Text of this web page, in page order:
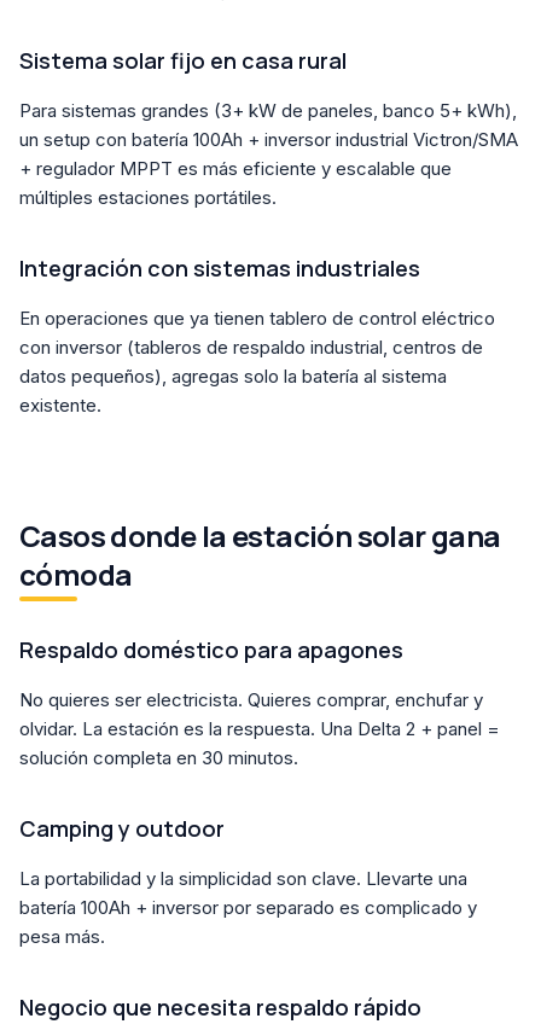
Sistema solar fijo en casa rural
Para sistemas grandes (3+ kW de paneles, banco 5+ kWh),
un setup con batería 100Ah + inversor industrial Victron/SMA
+ regulador MPPT es más eficiente y escalable que
múltiples estaciones portátiles.
Integración con sistemas industriales
En operaciones que ya tienen tablero de control eléctrico
con inversor (tableros de respaldo industrial, centros de
datos pequeños), agregas solo la batería al sistema
existente.
Casos donde la estación solar gana
cómoda
Respaldo doméstico para apagones
No quieres ser electricista. Quieres comprar, enchufar y
olvidar. La estación es la respuesta. Una Delta 2 + panel =
solución completa en 30 minutos.
Camping y outdoor
La portabilidad y la simplicidad son clave. Llevarte una
batería 100Ah + inversor por separado es complicado y
pesa más.
Negocio que necesita respaldo rápido